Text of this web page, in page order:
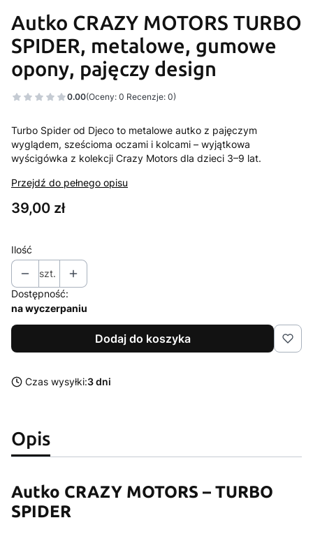
Autko CRAZY MOTORS TURBO
SPIDER, metalowe, gumowe
opony, pajęczy design
0.00(Oceny: 0 Recenzje: 0)
Turbo Spider od Djeco to metalowe autko z pajęczym
wyglądem, sześcioma oczami i kolcami – wyjątkowa
wyścigówka z kolekcji Crazy Motors dla dzieci 3–9 lat.
Przejdź do pełnego opisu
Cena
39,00 zł
Ilość
szt.
Dostępność:
na wyczerpaniu
Dodaj do koszyka
Czas wysyłki:3 dni
Opis
Autko CRAZY MOTORS – TURBO
SPIDER